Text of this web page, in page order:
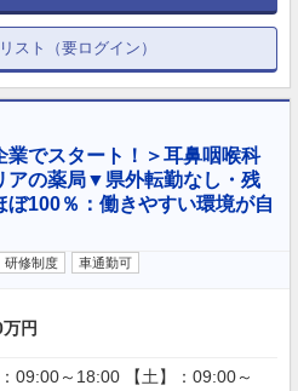
スト（要ログイン）
業でスタート！＞耳鼻咽喉科
アの薬局▼県外転勤なし・残
100％：働きやすい環境が自
研修制度 車通勤可
円
09:00～18:00 【土】：09:00～